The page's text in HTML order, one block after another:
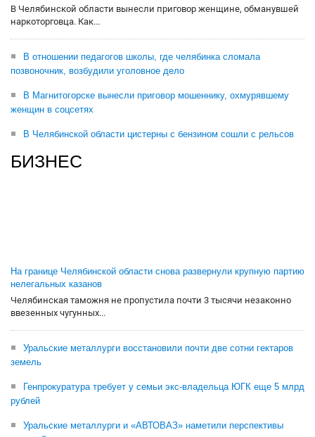
В Челябинской области вынесли приговор женщине, обманувшей
наркоторговца. Как...
В отношении педагогов школы, где челябинка сломала
позвоночник, возбудили уголовное дело
В Магнитогорске вынесли приговор мошеннику, охмурявшему
женщин в соцсетях
В Челябинской области цистерны с бензином сошли с рельсов
БИЗНЕС
На границе Челябинской области снова развернули крупную партию
нелегальных казанов
Челябинская таможня не пропустила почти 3 тысячи незаконно
ввезенных чугунных...
Уральские металлурги восстановили почти две сотни гектаров
земель
Генпрокуратура требует у семьи экс-владельца ЮГК еще 5 млрд
рублей
Уральские металлурги и «АВТОВАЗ» наметили перспективы